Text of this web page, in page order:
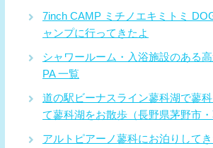
7inch CAMP ミチノエキミトミ
ャンプに行ってきたよ
シャワールーム・入浴施設のある高
PA 一覧
道の駅ビーナスライン蓼科湖で蓼
て蓼科湖をお散歩（長野県茅野市・
アルトピアーノ蓼科にお泊りして